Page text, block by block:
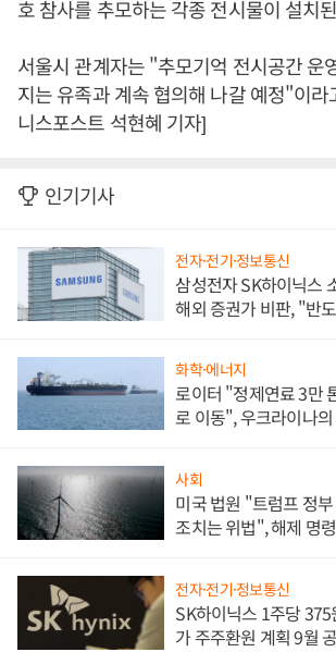
호 참사를 추모하는 각종 전시물이 설치
서울시 관계자는 "추모기억 전시공간 운
지는 유족과 계속 협의해 나갈 예정"이라
니스포스트 석현혜 기자]
인기기사
전자·전기·정보통신
삼성전자 SK하이닉스
해외 증권가 비판, "반
화학·에너지
로이터 "정제연료 3만
로 이동", 우크라이나
사회
미국 법원 "트럼프 정
조치는 위법", 해제 명
전자·전기·정보통신
SK하이닉스 1주당
가 주주환원 계획 9월